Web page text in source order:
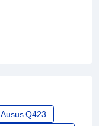
Ausus Q423